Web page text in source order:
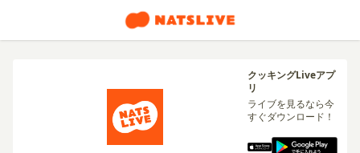
クッキングLiveアプ
リ
ライブを見るなら今
すぐダウンロード！